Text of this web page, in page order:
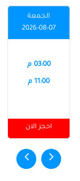
الجمعة
2026-08-07
03:00 م
11:00 م
احجز الان